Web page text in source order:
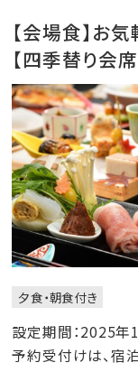
【会場食】お
【四季替り会席
夕食・朝食付き
設定期間：2025
予約受付けは、宿